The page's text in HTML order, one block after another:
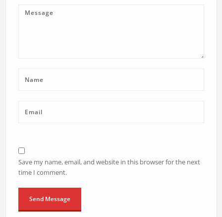
Save my name, email, and website in this browser for the next
time I comment.